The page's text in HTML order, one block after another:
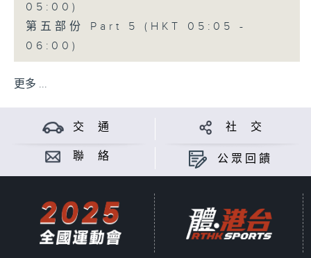
05:00)
第五部份 Part 5 (HKT 05:05 -
06:00)
更多 ...
交 通 社 交
聯 絡 公眾回饋